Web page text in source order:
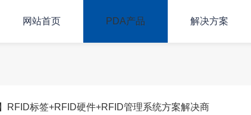
网站首页 PDA产品 解决方案
RFID标签+RFID硬件+RFID管理系统方案解决商